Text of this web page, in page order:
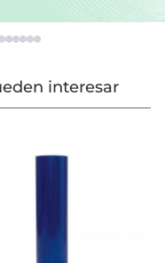
interesar